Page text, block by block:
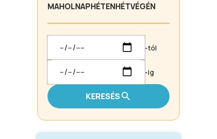
MAHOLNAPHÉTENHÉTVÉGÉN
-tól
-ig
KERESÉS